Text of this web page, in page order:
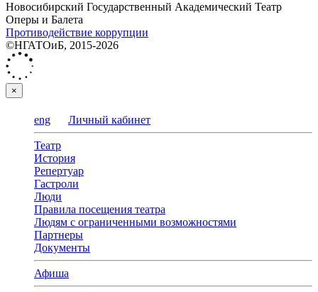
Новосибирский Государственный Академический Театр
Оперы и Балета
Противодействие коррупции
©НГАТОиБ, 2015-2026
×
eng Личный кабинет
Театр
История
Репертуар
Гастроли
Люди
Правила посещения театра
Людям с ограниченными возможностями
Партнеры
Документы
Афиша